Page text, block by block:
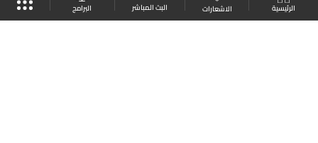
الرئيسية الاشعارات البث المباشر البرامج
موقع البرامج الجدول البث المباشر